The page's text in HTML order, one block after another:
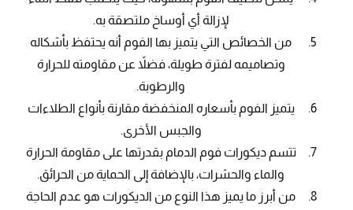
لإزالة أي أوساخ ملتصقة به.
من الخصائص التي يتميز بها الفوم أنه يحتفظ بأشكاله
وتصاميمه لفترة طويلة، فضلاً عن مقاومته للحرارة
والرطوبة.
يتميز الفوم بأسعاره المنخفضة مقارنة بأنواع الطلاءات
والجبس الأخرى.
تتسم ديكورات فوم الدمام بقدرتها على مقاومة الحرارة
والماء والحشرات، بالإضافة إلى الحماية من الحرائق.
من أبرز ما يميز هذا النوع من الديكورات هو عدم الحاجة